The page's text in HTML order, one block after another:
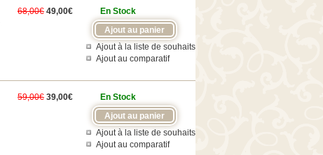
En Stock
Ajout à la liste de souhaits
Ajout au comparatif
68,00€ 49,00€
En Stock
Ajout à la liste de souhaits
Ajout au comparatif
59,00€ 39,00€